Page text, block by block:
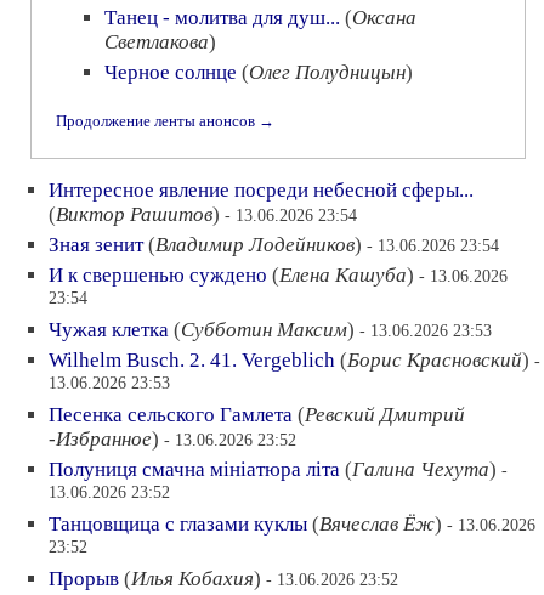
Танец - молитва для душ... (Оксана
Светлакова)
Черное солнце (Олег Полудницын)
Продолжение ленты анонсов →
Интересное явление посреди небесной сферы...
(Виктор Рашитов) - 13.06.2026 23:54
Зная зенит(Владимир Лодейников) - 13.06.2026 23:54
И к свершенью суждено (Елена Кашуба) - 13.06.2026
23:54
Чужая клетка (Субботин Максим) - 13.06.2026 23:53
Wilhelm Busch. 2. 41. Vergeblich (Борис Красновский) -
13.06.2026 23:53
Песенка сельского Гамлета (Ревский Дмитрий
-Избранное) - 13.06.2026 23:52
Полуниця смачна мiнiатюра лiта (Галина Чехута) -
13.06.2026 23:52
Танцовщица с глазами куклы (Вячеслав Ёж) - 13.06.2026
23:52
Прорыв (Илья Кобахия) - 13.06.2026 23:52